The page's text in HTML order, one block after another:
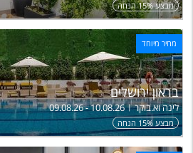
מבצע 15% הנחה
מחיר מיוחד
בראון ירושלים
לינה וא.בוקר 09.08.26 - 10.08.26
מבצע 15% הנחה